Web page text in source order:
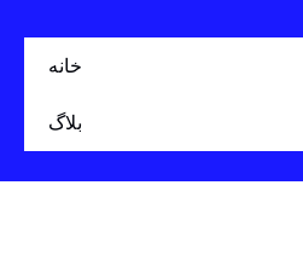
خانه
بلاگ